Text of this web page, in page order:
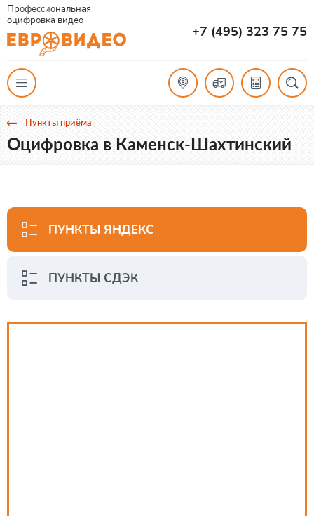
Профессиональная
оцифровка видео
+7 (495) 323 75 75
Пункты приёма
Оцифровка в Каменск-Шахтинский
ПУНКТЫ ЯНДЕКС
ПУНКТЫ СДЭК